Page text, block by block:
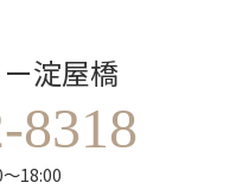
淀屋橋
8318
18:00